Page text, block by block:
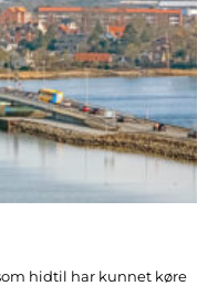
hidtil har kunnet køre